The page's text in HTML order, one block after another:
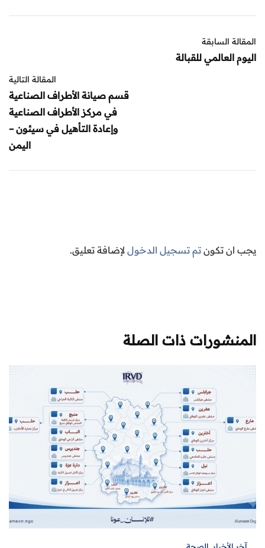
المقالة السابقة
اليوم العالمي للقبالة
المقالة التالية
قسم صيانة الأطراف الصناعية
في مركز الأطراف الصناعية
وإعادة التأهيل في سيئون –
اليمن
يجب ان تكون تم تسجيل الدخول لإضافة تعليق.
المنشورات ذات الصلة
آخر الأخبار الصحة